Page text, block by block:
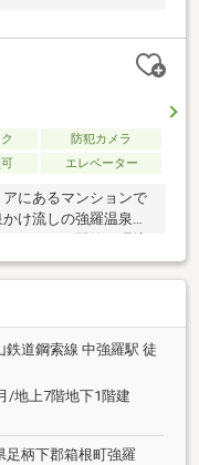
防犯カメラ
エレベーター
にあるマンションで
け流しの強羅温泉を
鉄道鋼索線 中強羅駅 徒
/地上7階地下1階建
足柄下郡箱根町強羅